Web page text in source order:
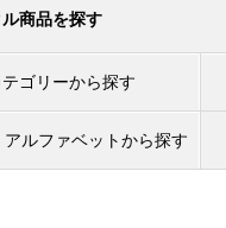
ル商品を探す
ゴリーから探す
アルファベットから探す